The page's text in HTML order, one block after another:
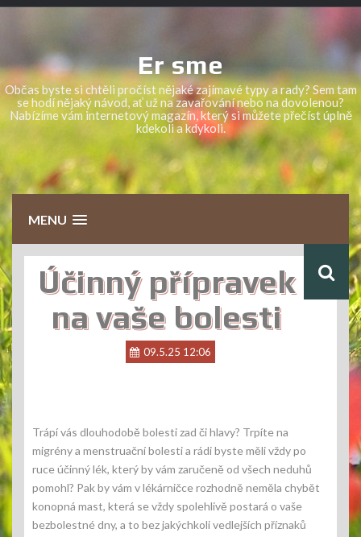
Skip
Er sme
Občas byste si chtěli pročíst nějaké zajímavé typy a rady? Sem tam
se hodí nějaký návod, ať už na zavařování nebo na dovolenou?
Nabízíme vám internetový magazín, který si můžete přečíst úplně
kdekoli a kdykoli.
MENU
Účinný přípravek
na vaše bolesti
09.5.25 12:06
Trápí vás dlouhodobě bolesti zad či hlavy? Trpíte na
migrény a menstruační bolesti a rádi byste měli vždy po
ruce účinný lék, který by vám zaručeně od všech neduhů
pomohl? Pak by vám v lékárničce rozhodně neměla chybět
konopná mast, která se vždy spolehlivě postará o vaše
bezbolestné dny, a to bez jakýchkoli vedlejších příznaků